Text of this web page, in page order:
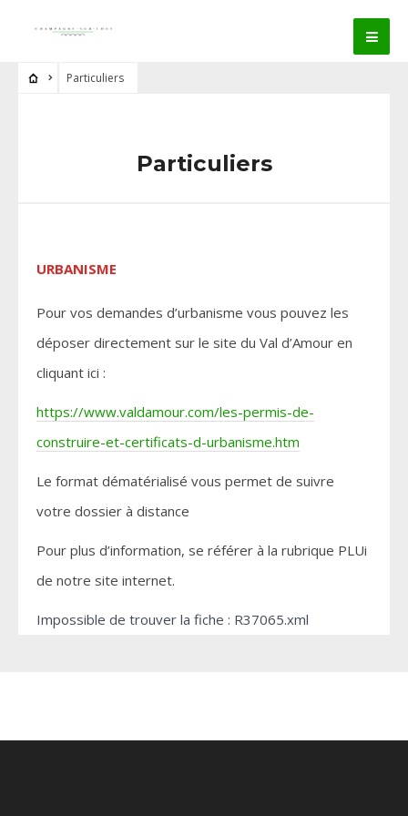
Particuliers
Particuliers
URBANISME
Pour vos demandes d’urbanisme vous pouvez les
déposer directement sur le site du Val d’Amour en
cliquant ici :
https://www.valdamour.com/les-permis-de-
construire-et-certificats-d-urbanisme.htm
Le format dématérialisé vous permet de suivre
votre dossier à distance
Pour plus d’information, se référer à la rubrique PLUi
de notre site internet.
Impossible de trouver la fiche : R37065.xml